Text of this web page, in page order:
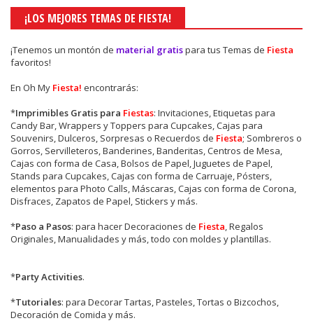
¡LOS MEJORES TEMAS DE FIESTA!
¡Tenemos un montón de material gratispara tus Temas de Fiesta
favoritos!
En Oh My Fiesta! encontrarás:
*Imprimibles Gratis para Fiestas: Invitaciones, Etiquetas para
Candy Bar, Wrappers y Toppers para Cupcakes, Cajas para
Souvenirs, Dulceros, Sorpresas o Recuerdos de Fiesta; Sombreros o
Gorros, Servilleteros, Banderines, Banderitas, Centros de Mesa,
Cajas con forma de Casa, Bolsos de Papel, Juguetes de Papel,
Stands para Cupcakes, Cajas con forma de Carruaje, Pósters,
elementos para Photo Calls, Máscaras, Cajas con forma de Corona,
Disfraces, Zapatos de Papel, Stickers y más.
*Paso a Pasos: para hacer Decoraciones de Fiesta, Regalos
Originales, Manualidades y más, todo con moldes y plantillas.
*Party Activities.
*Tutoriales: para Decorar Tartas, Pasteles, Tortas o Bizcochos,
Decoración de Comida y más.